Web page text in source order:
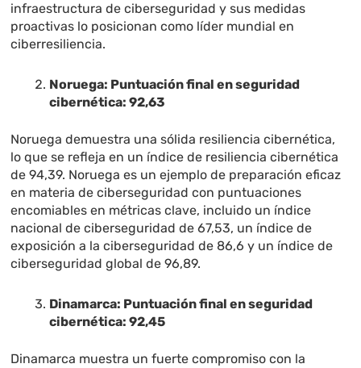
infraestructura de ciberseguridad y sus medidas
proactivas lo posicionan como líder mundial en
ciberresiliencia.
Noruega: Puntuación final en seguridad
cibernética: 92,63
Noruega demuestra una sólida resiliencia cibernética,
lo que se refleja en un índice de resiliencia cibernética
de 94,39. Noruega es un ejemplo de preparación eficaz
en materia de ciberseguridad con puntuaciones
encomiables en métricas clave, incluido un índice
nacional de ciberseguridad de 67,53, un índice de
exposición a la ciberseguridad de 86,6 y un índice de
ciberseguridad global de 96,89.
Dinamarca: Puntuación final en seguridad
cibernética: 92,45
Dinamarca muestra un fuerte compromiso con la